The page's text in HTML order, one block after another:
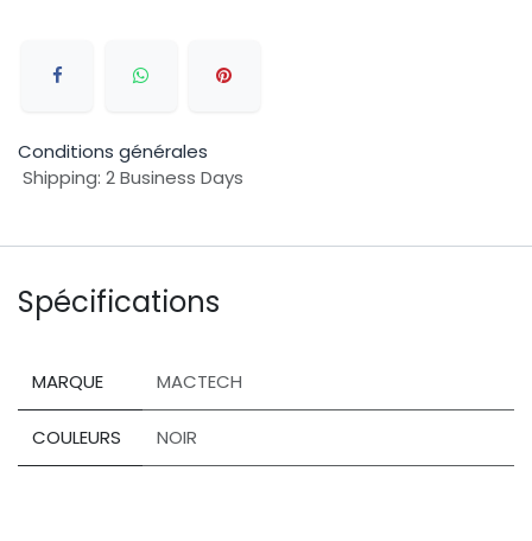
Conditions générales
Shipping: 2 Business Days
Spécifications
MARQUE MACTECH
COULEURS NOIR